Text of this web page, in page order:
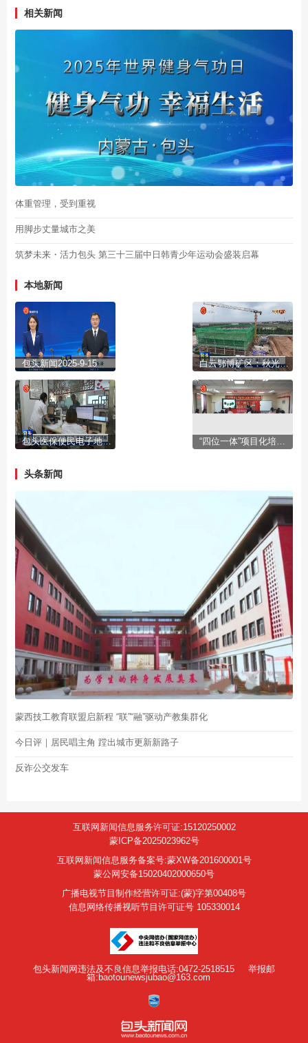
相关新闻
体重管理，受到重视
用脚步丈量城市之美
筑梦未来・活力包头 第三十三届中日韩青少年运动会盛装启幕
本地新闻
包头新闻2025-9-15 白云鄂博矿区：秋光映实干 项目建设热潮涌
包头医保便民电子地图上线 市民看病买药不绕路 “四位一体”项目化培训 构建“培训+就业”全链条政策服务体系
头条新闻
蒙西技工教育联盟启新程 “联”“融”驱动产教集群化
今日评｜居民唱主角 蹚出城市更新新路子
反诈公交发车
互联网新闻信息服务许可证:15120250002
蒙ICP备2025023962号
互联网新闻信息服务备案号:蒙XW备201600001号
蒙公网安备15020402000650号
广播电视节目制作经营许可证:(蒙)字第00408号
信息网络传播视听节目许可证号 105330014
包头新闻网违法及不良信息举报电话:0472-2518515
举报邮
箱:baotounewsjubao@163.com